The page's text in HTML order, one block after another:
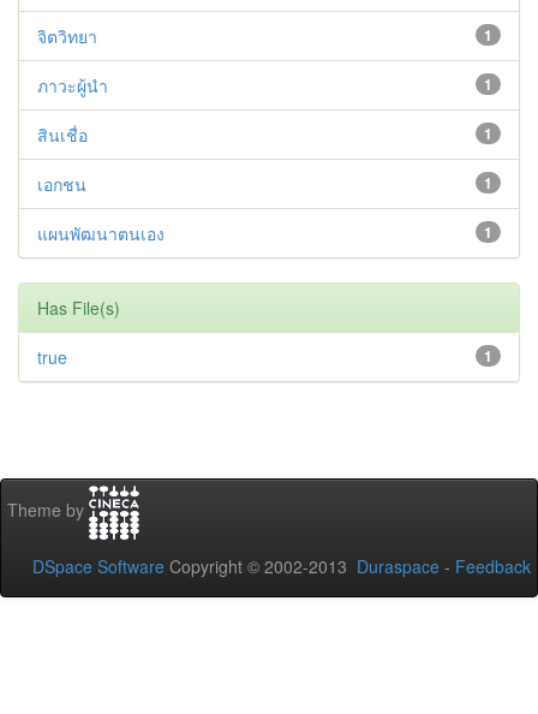
1
จิตวิทยา
1
ภาวะผู้นำ
1
สินเชื่อ
1
เอกชน
1
แผนพัฒนาตนเอง
Has File(s)
1
true
Theme by
DSpace Software Copyright © 2002-2013 Duraspace - Feedback